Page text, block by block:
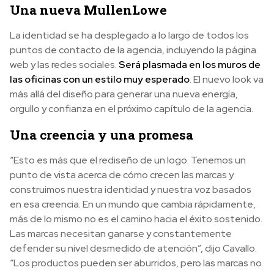
Una nueva MullenLowe
La identidad se ha desplegado a lo largo de todos los
puntos de contacto de la agencia, incluyendo la página
web y las redes sociales.Será plasmada en los muros de
las oficinas con un estilo muy esperado. El nuevo look va
más allá del diseño para generar una nueva energía,
orgullo y confianza en el próximo capítulo de la agencia.
Una creencia y una promesa
“Esto es más que el rediseño de un logo. Tenemos un
punto de vista acerca de cómo crecen las marcas y
construimos nuestra identidad y nuestra voz basados
en esa creencia. En un mundo que cambia rápidamente,
más de lo mismo no es el camino hacia el éxito sostenido.
Las marcas necesitan ganarse y constantemente
defender su nivel desmedido de atención”, dijo Cavallo.
“Los productos pueden ser aburridos, pero las marcas no